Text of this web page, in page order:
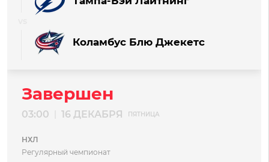
Коламбус Блю Джекетс
Завершен
03:00 16 ДЕКАБРЯ ПЯТНИЦА
НХЛ
Регулярный чемпионат